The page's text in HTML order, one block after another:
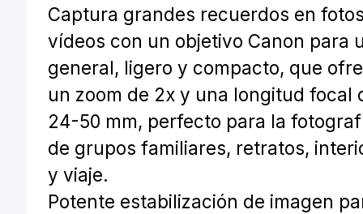
Captura grandes recuerdos en
vídeos con un objetivo Canon para
general, ligero y compacto, que
un zoom de 2x y una longitud focal
24-50 mm, perfecto para la
de grupos familiares, retratos,
y viaje.
Potente estabilización de imagen